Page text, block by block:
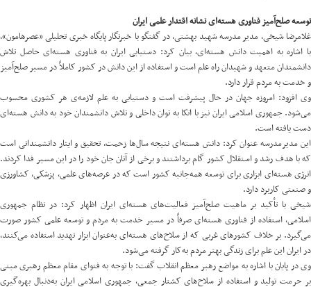
توسعه صلح‌آمیز فناوری هسته‌ای نشانه اقتدار علمی ایران
غلامرضا شیخی، مدیر مدرسه شهید بهشتی، در گفتگو با خبرنگار پایگاه خبری تحلیلی «عصرهامون»،
با اشاره‌ به اهمیت دانش هسته‌ای، بیان کرد: دستیابی ایران به فناوری هسته‌ای حاصل تلاش
دانشمندان متعهد و شهیدان راه علم است و استفاده از این دانش در کشور کاملاً در مسیر صلح‌آمیز
و خدمت به مردم قرار دارد.
وی افزود: امروزه جهان در حال پیشرفت است و دستیابی به علم لازمه‌ی هر کشوری محسوب
می‌شود. جمهوری اسلامی ایران نیز با اتکا به توان داخلی و تلاش دانشمندان خود به دانش هسته‌ای
دست یافته است.
این مدیرمدرسه عنوان کرد: دانش هسته‌ای نتیجه سال‌ها زحمت، تحقیق و ایثار دانشمندانی است
که با هدف رشد و استقلال کشور گام برداشتند و برخی از آنان جان خود را در این مسیر فدا کردند.
انرژی هسته‌ای ابزاری برای توسعه همه‌جانبه کشور است که در عرصه‌های علمی، پزشکی، کشاورزی
و صنعتی کاربرد دارد.
شیخی با تأکید بر ماهیت صلح‌آمیز فعالیت‌های هسته‌ای ایران اظهار کرد: در نظام جمهوری
اسلامی، استفاده از فناوری هسته‌ای صرفاً در مسیر خدمت به مردم و توسعه علمی کشور صورت
می‌گیرد. بر خلاف کشورهای غربی که از سلاح‌های هسته‌ای به‌عنوان ابزار تهدید استفاده می‌کنند،
در ایران این علم برای زندگی بهتر مردم به‌کار گرفته می‌شود.
وی در پایان با اشاره به مواضع رهبر معظم انقلاب گفت: با توجه به فتوای مقام معظم رهبری مبنی
بر حرمت تولید و استفاده از سلاح‌های کشتار جمعی، جمهوری اسلامی ایران به‌دنبال بهره‌گیری